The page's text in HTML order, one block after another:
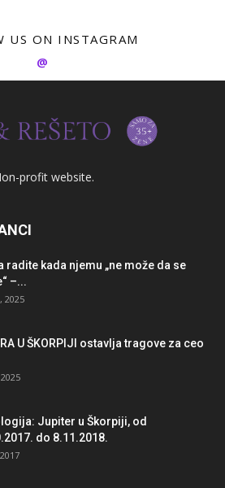
US ON INSTAGRAM
@
profit website.
radite kada njemu „ne može da se
–...
2025
U ŠKORPIJI ostavlja tragove za ceo
Jupiter u Škorpiji, od
do 8.11.2018.